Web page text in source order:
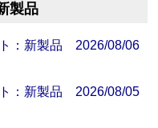
製品
：新製品 2026/08/06
：新製品 2026/08/05